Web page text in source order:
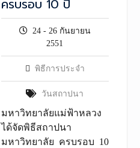
ครบรอบ 10 ปี
24 - 26 กันยายน
2551
พิธีการประจำ
วันสถาปนา
มหาวิทยาลัยแม่ฟ้าหลวง
ได้จัดพิธีสถาปนา
มหาวิทยาลัย ครบรอบ 10